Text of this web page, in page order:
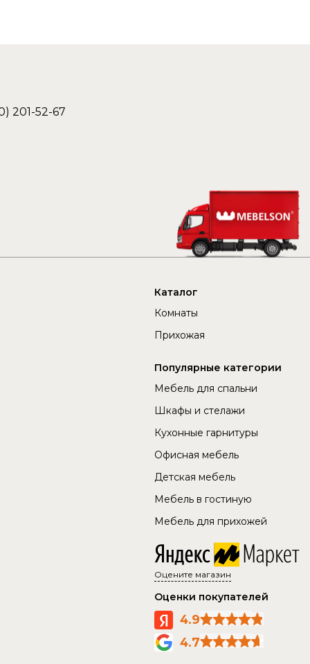
201-52-67
Каталог
Комнаты
Прихожая
Популярные категории
Мебель для спальни
Шкафы и стелажи
Кухонные гарнитуры
Офисная мебель
Детская мебель
Мебель в гостиную
Мебель для прихожей
Оцените магазин
Оценки покупателей
4.9
4.7